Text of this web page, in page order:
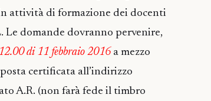
attività di formazione dei docenti
Le domande dovranno pervenire,
di 11 febbraio 2016 a mezzo
certificata all’indirizzo
A.R. (non farà fede il timbro